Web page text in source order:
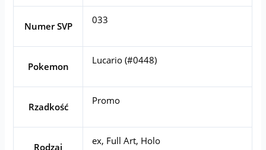
Numer SVP
033
Pokemon
Lucario (#0448)
Rzadkość
Promo
Rodzaj
ex, Full Art, Holo